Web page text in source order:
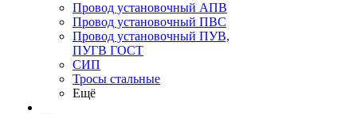
Провод установочный АПВ
Провод установочный ПВС
Провод установочный ПУВ,
ПУГВ ГОСТ
СИП
Тросы стальные
Ещё